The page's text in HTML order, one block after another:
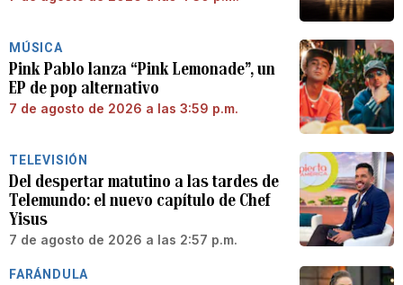
MÚSICA
Pink Pablo lanza “Pink Lemonade”, un
EP de pop alternativo
7 de agosto de 2026 a las 3:59 p.m.
TELEVISIÓN
Del despertar matutino a las tardes de
Telemundo: el nuevo capítulo de Chef
Yisus
7 de agosto de 2026 a las 2:57 p.m.
FARÁNDULA